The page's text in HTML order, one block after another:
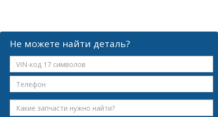
Не можете найти деталь?